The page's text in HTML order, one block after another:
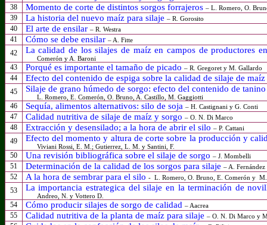
38 Momento de corte de distintos sorgos forrajeros – L. Romero, O.
39 La historia del nuevo maíz para silaje – R. Gorosito
40 El arte de ensilar – R. Westra
41 Cómo se debe ensilar – A. Fitte
42 La calidad de los silajes de maíz en campos de productores
Comerón y A. Baroni
43 Porqué es importante el tamaño de picado – R. Gregoret y M. Gallardo
44 Efecto del contenido de espiga sobre la calidad de silaje de maíz
45 Silaje de grano húmedo de sorgo: efecto del contenido de
L. Romero, E. Comerón, O. Bruno, A. Castillo, M. Gaggiotti
46 Sequía, alimentos alternativos: silo de soja – H. Castignani y G. Conti
47 Calidad nutritiva de silaje de maíz y sorgo – O. N. Di Marco
48 Extracción y desensilado; a la hora de abrir el silo – P. Cattani
49 Efecto del momento y altura de corte sobre la producción y
Viviani Rossi, E. M.; Gutierrez, L. M. y Santini, F.
50 Una revisión bibliográfica sobre el silaje de sorgo – J. Mombelli
51 Determinación de la calidad de los sorgos para silaje – A.
52 A la hora de sembrar para el silo - L. Romero, O. Bruno, E. Comerón y
53 La importancia estrategica del silaje en la terminación de
Andreo, N. y Vottero D.
54 Cómo producir silajes de sorgo de calidad – Aacrea
55 Calidad nutritiva de la planta de maíz para silaje – O. N. Di Marco y